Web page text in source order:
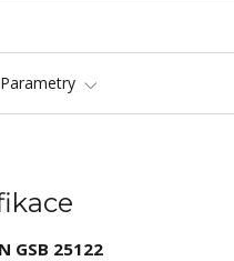
Parametry
GSB 25122